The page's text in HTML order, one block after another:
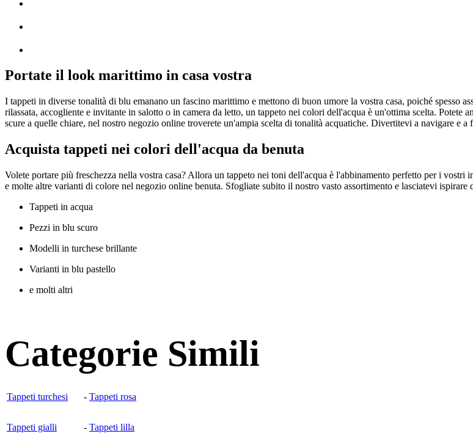
Portate il look marittimo in casa vostra
I tappeti in diverse tonalità di blu emanano un fascino marittimo e mettono di buon umore la vostra casa, poiché spesso
rilassata, accogliente e invitante in salotto o in camera da letto, un tappeto nei colori dell'acqua è un'ottima scelta.
scure a quelle chiare, nel nostro negozio online troverete un'ampia scelta di tonalità acquatiche. Divertitevi a navigare e a
Acquista tappeti nei colori dell'acqua da benuta
Volete portare più freschezza nella vostra casa? Allora un tappeto nei toni dell'acqua è l'abbinamento perfetto per i vostri
e molte altre varianti di colore nel negozio online benuta. Sfogliate subito il nostro vasto assortimento e lasciatevi ispirare
Tappeti in acqua
Pezzi in blu scuro
Modelli in turchese brillante
Varianti in blu pastello
e molti altri
Categorie Simili
Tappeti turchesi - Tappeti rosa
Tappeti gialli - Tappeti lilla